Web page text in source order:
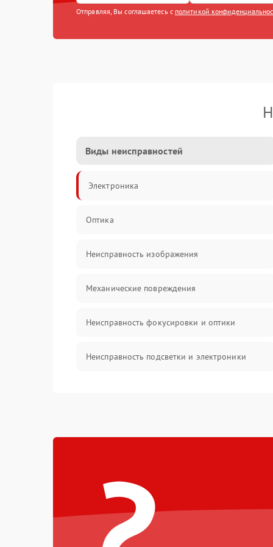
Отправляя, Вы соглашаетесь с политикой
Виды неисправностей
Электроника
Оптика
Неисправность изображения
Механические повреждения
Неисправность фокусировки и оптики
Неисправность подсветки и электроники
Управление
Корпус/Герметичность